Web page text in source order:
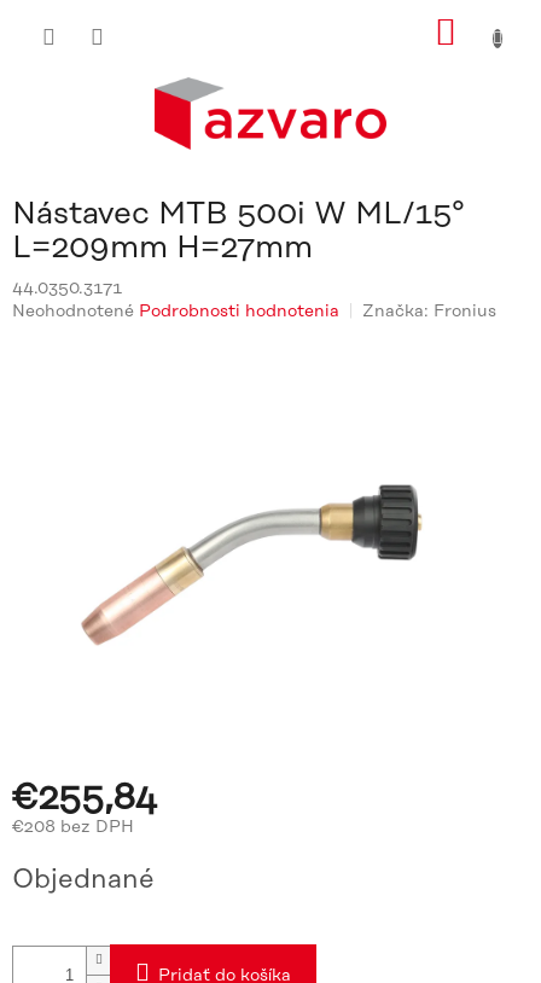
Nástavec MTB 500i W ML/15°
L=209mm H=27mm
44.0350.3171
Priemerné
Neohodnotené Podrobnosti hodnotenia Značka: Fronius
€255,84
€208 bez DPH
cena:
Objednané
Pridať do košíka